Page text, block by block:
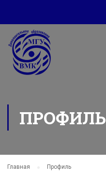
ПРОФИЛЬ
Главная Профиль